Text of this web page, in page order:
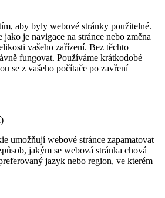
aby byly webové stránky použitelné.
je navigace na stránce nebo změna
vašeho zařízení. Bez těchto
fungovat. Používáme krátkodobé
se z vašeho počítače po zavření
umožňují webové stránce zapamatovat
jakým se webová stránka chová
jazyk nebo region, ve kterém